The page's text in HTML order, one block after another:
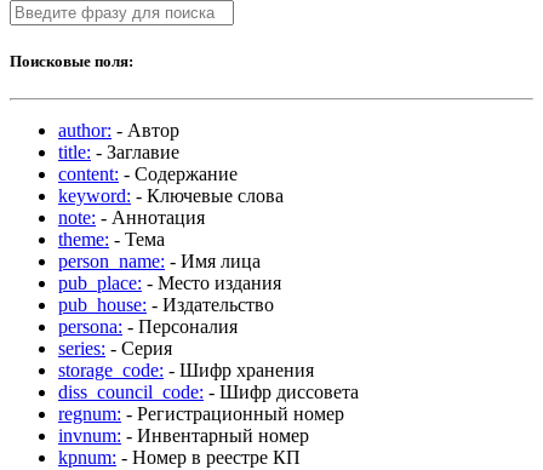
Поисковые поля:
author: - Автор
title: - Заглавие
content: - Содержание
keyword: - Ключевые слова
note: - Аннотация
theme: - Тема
person_name: - Имя лица
pub_place: - Место издания
pub_house: - Издательство
persona: - Персоналия
series: - Серия
storage_code: - Шифр хранения
diss_council_code: - Шифр диссовета
regnum: - Регистрационный номер
invnum: - Инвентарный номер
kpnum: - Номер в реестре КП